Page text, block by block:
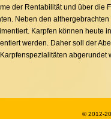
der Rentabilität und über die
Neben den
Karpfen können heute
werden. Daher soll der
abgerundet
© 2012-